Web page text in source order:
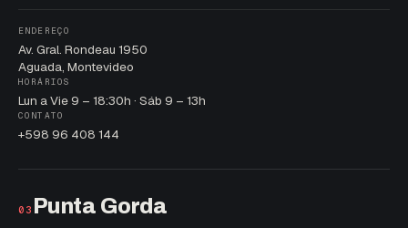
ENDEREÇO
Av. Gral. Rondeau 1950
Aguada, Montevideo
HORÁRIOS
Lun a Vie 9 – 18:30h · Sáb 9 – 13h
CONTATO
+598 96 408 144
03 Punta Gorda